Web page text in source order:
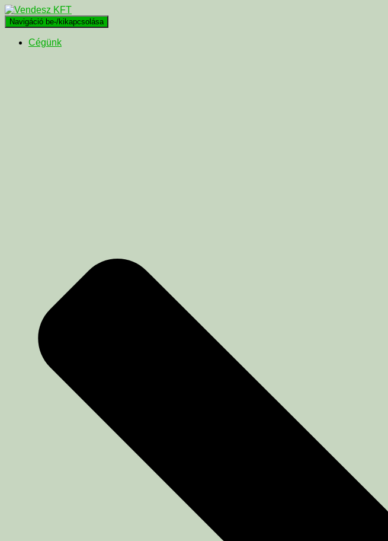
Navigáció be-/kikapcsolása
Cégünk